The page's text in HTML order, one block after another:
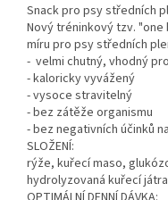
Snack pro psy středních
Nový tréninkový tzv.
míru pro psy středních
- velmi chutný, vhodný
- kaloricky vyvážený
- vysoce stravitelný
- bez zátěže organismu
- bez negativních účinků
SLOŽENÍ:
rýže, kuřecí maso,
hydrolyzovaná kuřecí